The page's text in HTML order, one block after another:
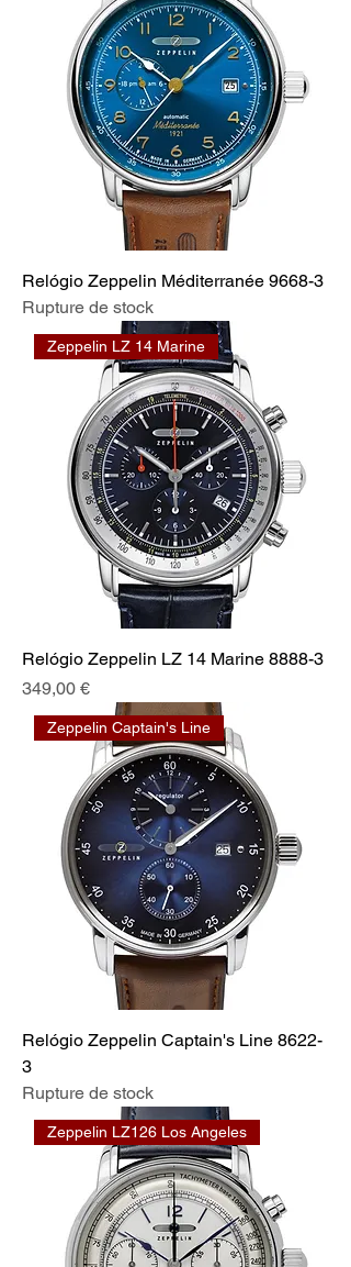
Relógio Zeppelin Méditerranée 9668-3
Rupture de stock
Zeppelin LZ 14 Marine
Relógio Zeppelin LZ 14 Marine 8888-3
Prix
349,00 €
Zeppelin Captain's Line
Relógio Zeppelin Captain's Line 8622-
3
Rupture de stock
Zeppelin LZ126 Los Angeles